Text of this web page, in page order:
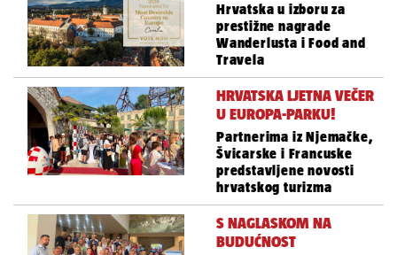
Hrvatska u izboru za
prestižne nagrade
Wanderlusta i Food and
Travela
HRVATSKA LJETNA VEČER
U EUROPA-PARKU!
Partnerima iz Njemačke,
Švicarske i Francuske
predstavljene novosti
hrvatskog turizma
S NAGLASKOM NA
BUDUĆNOST